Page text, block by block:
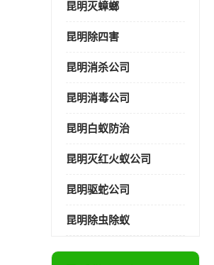
昆明灭蟑螂
昆明除四害
昆明消杀公司
昆明消毒公司
昆明白蚁防治
昆明灭红火蚁公司
昆明驱蛇公司
昆明除虫除蚁